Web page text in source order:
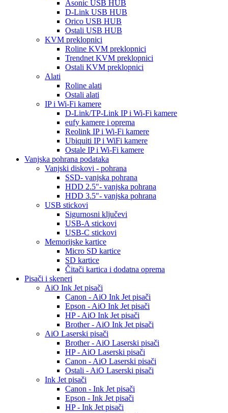
Asonic USB HUB
D-Link USB HUB
Orico USB HUB
Ostali USB HUB
KVM preklopnici
Roline KVM preklopnici
Trendnet KVM preklopnici
Ostali KVM preklopnici
Alati
Roline alati
Ostali alati
IP i Wi-Fi kamere
D-Link/TP-Link IP i Wi-Fi kamere
eufy kamere i oprema
Reolink IP i Wi-Fi kamere
Ubiquiti IP i WiFi kamere
Ostale IP i Wi-Fi kamere
Vanjska pohrana podataka
Vanjski diskovi - pohrana
SSD- vanjska pohrana
HDD 2.5"- vanjska pohrana
HDD 3.5"- vanjska pohrana
USB stickovi
Sigurnosni ključevi
USB-A stickovi
USB-C stickovi
Memorijske kartice
Micro SD kartice
SD kartice
Čitači kartica i dodatna oprema
Pisači i skeneri
AiO Ink Jet pisači
Canon - AiO Ink Jet pisači
Epson - AiO Ink Jet pisači
HP - AiO Ink Jet pisači
Brother - AiO Ink Jet pisači
AiO Laserski pisači
Brother - AiO Laserski pisači
HP - AiO Laserski pisači
Canon - AiO Laserski pisači
Ostali - AiO Laserski pisači
Ink Jet pisači
Canon - Ink Jet pisači
Epson - Ink Jet pisači
HP - Ink Jet pisači